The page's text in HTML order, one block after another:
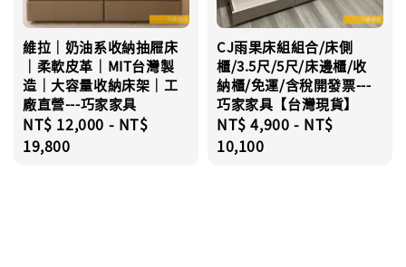
維拉｜奶油系收納抽屜床
｜柔軟皮革｜MIT台灣製
造｜大容量收納床架｜工
廠直營---巧家家具
Regular
price
NT$ 12,000 - NT$
19,800
CJ雨果床組組合/床側
櫃/3.5尺/5尺/床邊櫃/收
納櫃/免運/含稅開發票---
巧家家具【台灣現貨】
Regular
price
NT$ 4,900 - NT$
10,100